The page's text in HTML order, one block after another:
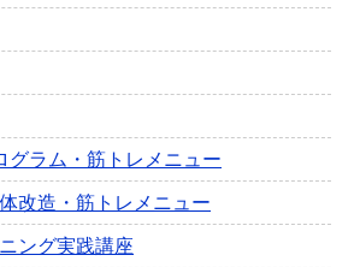
グラム・筋トレメニュー
改造・筋トレメニュー
ング実践講座